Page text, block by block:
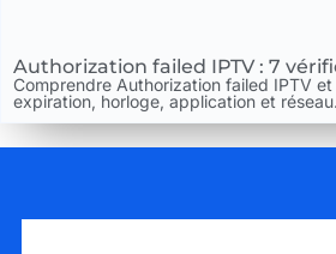
Authorization failed IPTV : 7
Comprendre Authorization failed IPTV
expiration, horloge, application et